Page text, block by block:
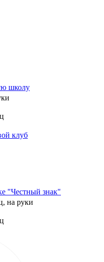
школу
клуб
"Честный знак"
на руки